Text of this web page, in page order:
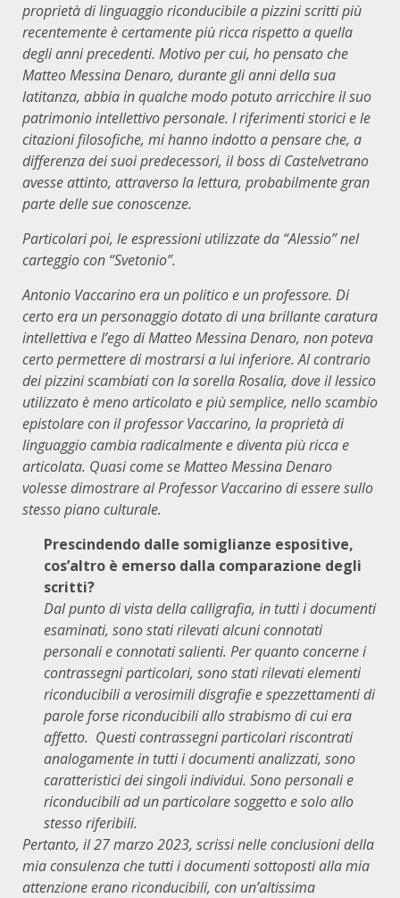
proprietà di linguaggio riconducibile a pizzini scritti più
recentemente è certamente più ricca rispetto a quella
degli anni precedenti. Motivo per cui, ho pensato che
Matteo Messina Denaro, durante gli anni della sua
latitanza, abbia in qualche modo potuto arricchire il suo
patrimonio intellettivo personale. I riferimenti storici e le
citazioni filosofiche, mi hanno indotto a pensare che, a
differenza dei suoi predecessori, il boss di Castelvetrano
avesse attinto, attraverso la lettura, probabilmente gran
parte delle sue conoscenze.
Particolari poi, le espressioni utilizzate da “Alessio” nel
carteggio con “Svetonio”.
Antonio Vaccarino era un politico e un professore. Di
certo era un personaggio dotato di una brillante caratura
intellettiva e l’ego di Matteo Messina Denaro, non poteva
certo permettere di mostrarsi a lui inferiore. Al contrario
dei pizzini scambiati con la sorella Rosalia, dove il lessico
utilizzato è meno articolato e più semplice, nello scambio
epistolare con il professor Vaccarino, la proprietà di
linguaggio cambia radicalmente e diventa più ricca e
articolata. Quasi come se Matteo Messina Denaro
volesse dimostrare al Professor Vaccarino di essere sullo
stesso piano culturale.
Prescindendo dalle somiglianze espositive,
cos’altro è emerso dalla comparazione degli
scritti?
Dal punto di vista della calligrafia, in tutti i documenti
esaminati, sono stati rilevati alcuni connotati
personali e connotati salienti. Per quanto concerne i
contrassegni particolari, sono stati rilevati elementi
riconducibili a verosimili disgrafie e spezzettamenti di
parole forse riconducibili allo strabismo di cui era
affetto. Questi contrassegni particolari riscontrati
analogamente in tutti i documenti analizzati, sono
caratteristici dei singoli individui. Sono personali e
riconducibili ad un particolare soggetto e solo allo
stesso riferibili.
Pertanto, il 27 marzo 2023, scrissi nelle conclusioni della
mia consulenza che tutti i documenti sottoposti alla mia
attenzione erano riconducibili, con un’altissima